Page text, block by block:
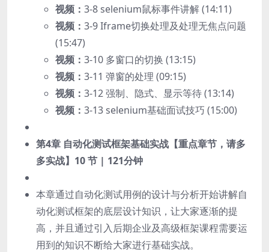
视频： 3-8 selenium鼠标事件讲解 (14:11)
视频： 3-9 Iframe切换处理及处理无焦点问题
(15:47)
视频： 3-10 多窗口的切换 (13:15)
视频： 3-11 弹窗的处理 (09:15)
视频： 3-12 强制、隐式、显示等待 (13:14)
视频： 3-13 selenium基础面试技巧 (15:00)
第4章 自动化测试框架基础实战【重点章节，请多
多实战】 10 节 | 121分钟
本章通过自动化测试用例的设计与分析开始讲解自
动化测试框架的底层设计知识，让大家逐渐的提
高，并且通过引入后期企业及高级框架课程需要运
用到的知识不断给大家进行基础实战。